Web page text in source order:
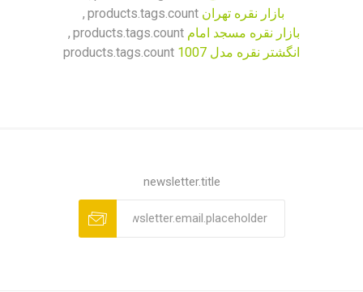
بازار نقره تهران products.tags.count
,
بازار نقره مسجد امام products.tags.count
,
انگشتر نقره مدل 1007
products.tags.count
newsletter.title